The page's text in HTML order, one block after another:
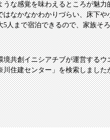
うな感覚を味わえるところが魅力
はなかなかわかりづらい、床下
5人まで宿泊できるので、家族そ
境共創イニシアチブが運営する
川住建センター」を検索しまし